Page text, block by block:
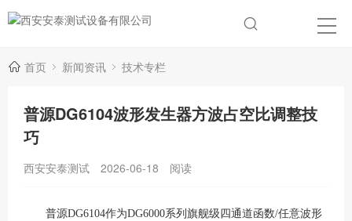
首页 新闻资讯 技术专栏
普源DG6104波形发生器方波占空比调整技
巧
西安安泰测试 2026-06-18 阅读
普源DG6104作为DG6000系列旗舰级四通道函数/任意波形